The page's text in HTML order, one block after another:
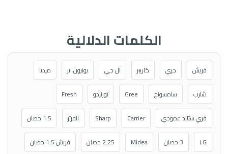
الكلمات الدلالية
فريش جري كاريير ال جي يونيون اير ميديا
شارب سامسونج Gree تورنيدو Fresh
فري ستاند عمودي Carrier
Sharp انفرتر 1.5 حصان
LG 3 حصان Midea 2.25 حصان فريش 1.5 حصان